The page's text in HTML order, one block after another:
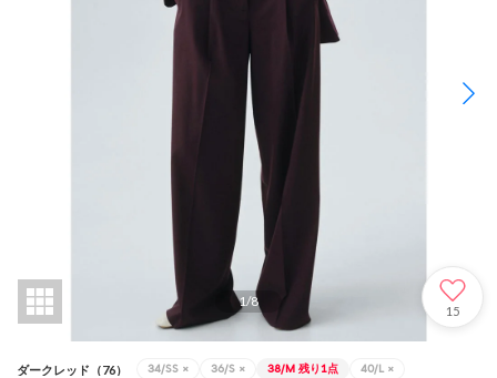
1/8
15
ダークレッド（76） 34/SS × 36/S × 38/M 残り1点 40/L ×